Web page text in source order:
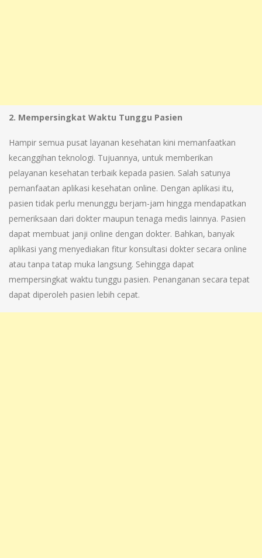
2. Mempersingkat Waktu Tunggu Pasien
Hampir semua pusat layanan kesehatan kini memanfaatkan
kecanggihan teknologi. Tujuannya, untuk memberikan
pelayanan kesehatan terbaik kepada pasien. Salah satunya
pemanfaatan aplikasi kesehatan online. Dengan aplikasi itu,
pasien tidak perlu menunggu berjam-jam hingga mendapatkan
pemeriksaan dari dokter maupun tenaga medis lainnya. Pasien
dapat membuat janji online dengan dokter. Bahkan, banyak
aplikasi yang menyediakan fitur konsultasi dokter secara online
atau tanpa tatap muka langsung. Sehingga dapat
mempersingkat waktu tunggu pasien. Penanganan secara tepat
dapat diperoleh pasien lebih cepat.